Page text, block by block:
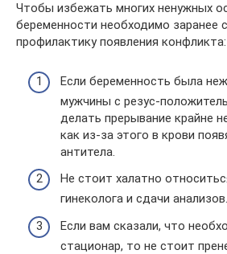
Чтобы избежать многих ненужных
беременности необходимо заранее
профилактику появления конфликта:
Если беременность была
мужчины с резус-
делать прерывание крайне
как из-за этого в крови
антитела.
Не стоит халатно
гинеколога и сдачи анализов.
Если вам сказали, что
стационар, то не стоит